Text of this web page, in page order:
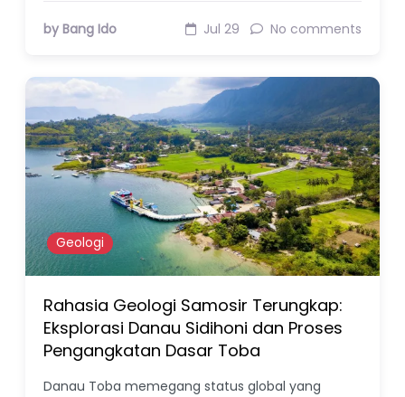
by Bang Ido Jul 29 No comments
Geologi
Rahasia Geologi Samosir Terungkap:
Eksplorasi Danau Sidihoni dan Proses
Pengangkatan Dasar Toba
Danau Toba memegang status global yang